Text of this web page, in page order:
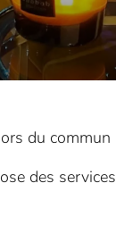
du commun
des services